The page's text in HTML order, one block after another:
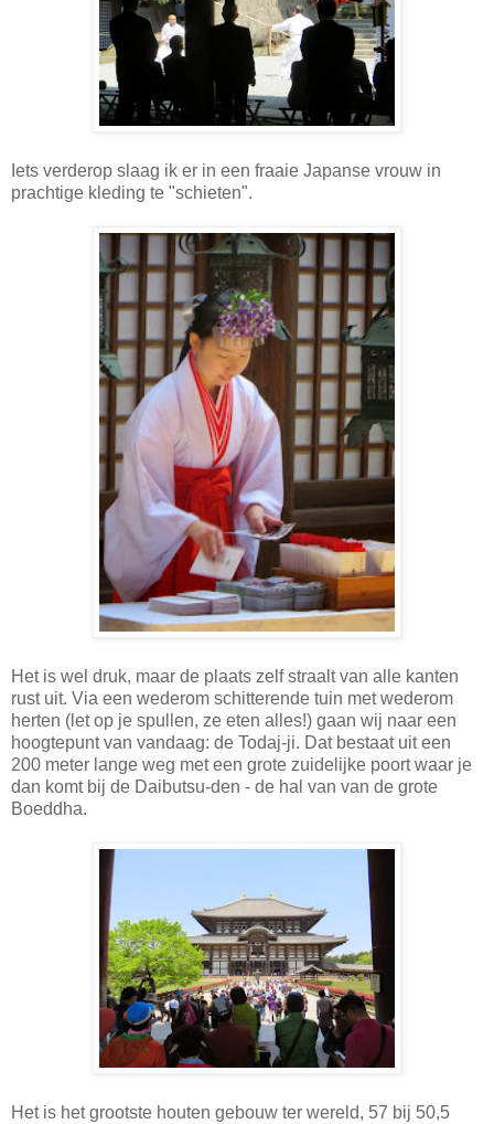
Iets verderop slaag ik er in een fraaie Japanse vrouw in
prachtige kleding te "schieten".
Het is wel druk, maar de plaats zelf straalt van alle kanten
rust uit. Via een wederom schitterende tuin met wederom
herten (let op je spullen, ze eten alles!) gaan wij naar een
hoogtepunt van vandaag: de Todaj-ji. Dat bestaat uit een
200 meter lange weg met een grote zuidelijke poort waar je
dan komt bij de Daibutsu-den - de hal van van de grote
Boeddha.
Het is het grootste houten gebouw ter wereld, 57 bij 50,5